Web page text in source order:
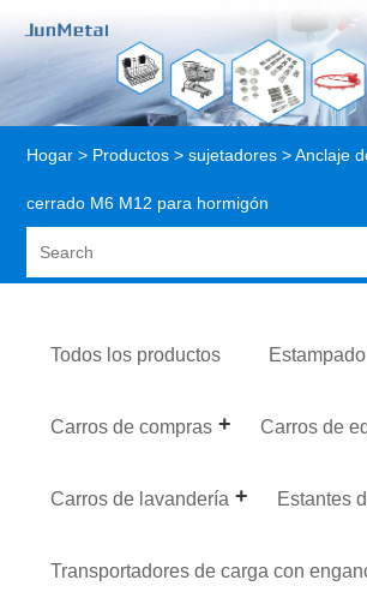
Hogar > Productos >sujetadores > Anclaje
cerrado M6 M12 para hormigón
Todos los productos
Carros de compras Carros de
Carros de lavandería Estantes
Transportadores de carga con